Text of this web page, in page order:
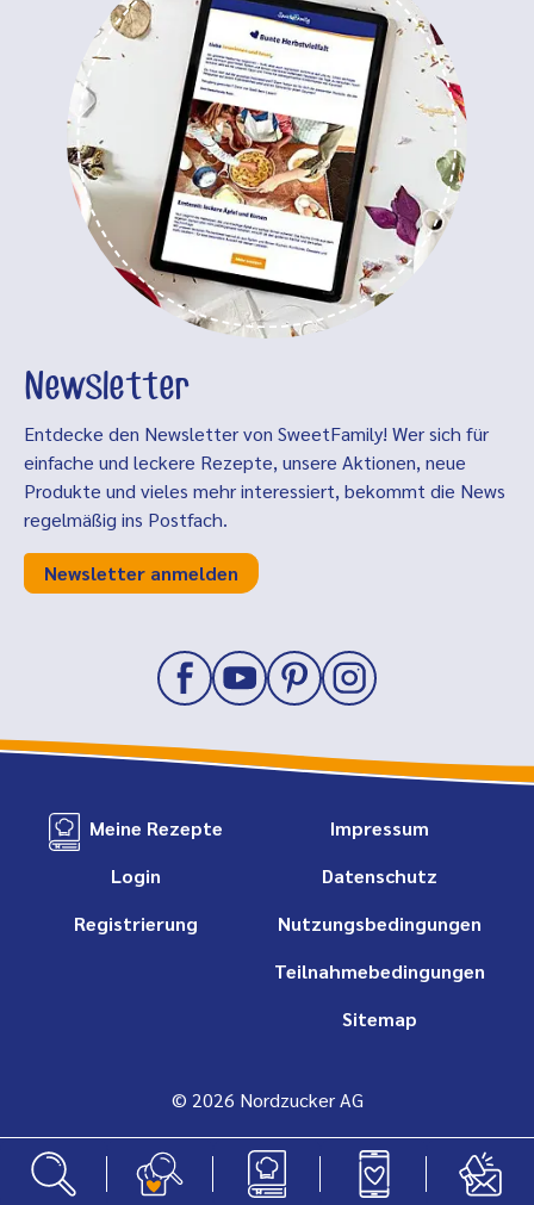
Newsletter
Entdecke den Newsletter von SweetFamily! Wer sich für
einfache und leckere Rezepte, unsere Aktionen, neue
Produkte und vieles mehr interessiert, bekommt die News
regelmäßig ins Postfach.
Newsletter anmelden
Meine Rezepte
Login
Registrierung
Impressum
Datenschutz
Nutzungsbedingungen
Teilnahmebedingungen
Sitemap
© 2026 Nordzucker AG